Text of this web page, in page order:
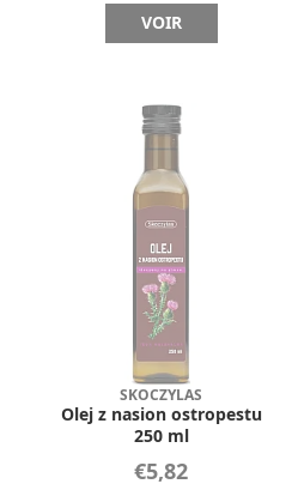
VOIR
SKOCZYLAS
Olej z nasion ostropestu
250 ml
€5,82